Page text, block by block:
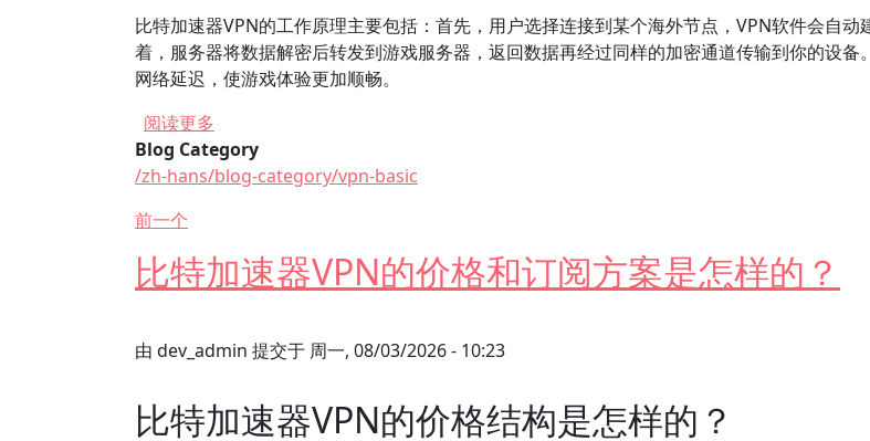
比特加速器VPN的工作原理主要包括：首先，用户选择连接到某个海外节点，VPN软件会自
着，服务器将数据解密后转发到游戏服务器，返回数据再经过同样的加密通道传输到你的设
网络延迟，使游戏体验更加顺畅。
阅读更多
Blog Category
/zh-hans/blog-category/vpn-basic
前一个
比特加速器VPN的价格和订阅方案是怎样的？
由 dev_admin 提交于 周一, 08/03/2026 - 10:23
比特加速器VPN的价格结构是怎样的？